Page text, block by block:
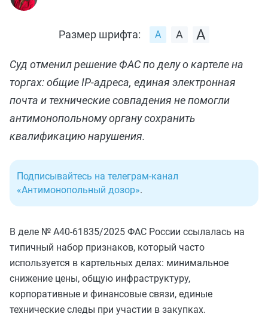
Размер шрифта:
Суд отменил решение ФАС по делу о картеле на
торгах: общие IP-адреса, единая электронная
почта и технические совпадения не помогли
антимонопольному органу сохранить
квалификацию нарушения.
Подписывайтесь на телеграм-канал
«Антимонопольный дозор».
В деле № А40-61835/2025 ФАС России ссылалась на
типичный набор признаков, который часто
используется в картельных делах: минимальное
снижение цены, общую инфраструктуру,
корпоративные и финансовые связи, единые
технические следы при участии в закупках.